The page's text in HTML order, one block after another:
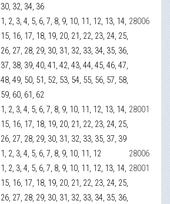
30, 32, 34, 36
1, 2, 3, 4, 5, 6, 7, 8, 9, 10, 11, 12, 13, 14,
15, 16, 17, 18, 19, 20, 21, 22, 23, 24, 25,
26, 27, 28, 29, 30, 31, 32, 33, 34, 35, 36,
37, 38, 39, 40, 41, 42, 43, 44, 45, 46, 47,
48, 49, 50, 51, 52, 53, 54, 55, 56, 57, 58,
59, 60, 61, 62
28006
1, 2, 3, 4, 5, 6, 7, 8, 9, 10, 11, 12, 13, 14,
15, 16, 17, 18, 19, 20, 21, 22, 23, 24, 25,
26, 27, 28, 29, 30, 31, 32, 33, 35, 37, 39
28001
1, 2, 3, 4, 5, 6, 7, 8, 9, 10, 11, 12
28006
1, 2, 3, 4, 5, 6, 7, 8, 9, 10, 11, 12, 13, 14,
15, 16, 17, 18, 19, 20, 21, 22, 23, 24, 25,
26, 27, 28, 29, 30, 31, 32, 33, 34, 35, 36,
28001